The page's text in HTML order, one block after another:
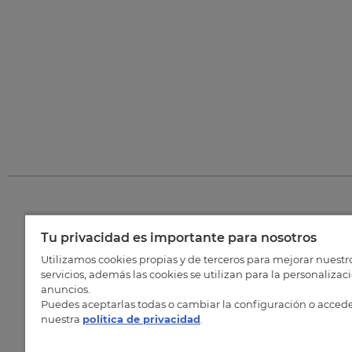
Tu privacidad es importante para nosotros
Utilizamos cookies propias y de terceros para mejorar
servicios, además las cookies se utilizan para la
anuncios.
Puedes aceptarlas todas o cambiar la configuración o
nuestra política de privacidad